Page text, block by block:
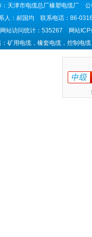
：天津市电缆总厂橡塑电缆厂
人：郝国均 联系电话：86-
网站访问统计：535267 网站ICP
矿用电缆，橡套电缆，控制电